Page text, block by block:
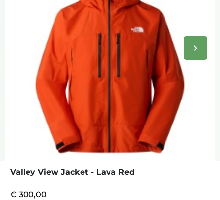
keyboard_arrow_right
Valley View Jacket - Lava Red
€ 300,00